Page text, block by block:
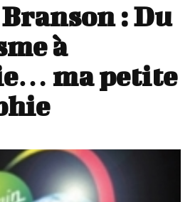
: Du
à
ma petite